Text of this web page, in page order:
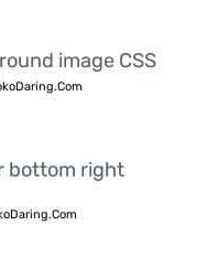
image CSS
bottom right